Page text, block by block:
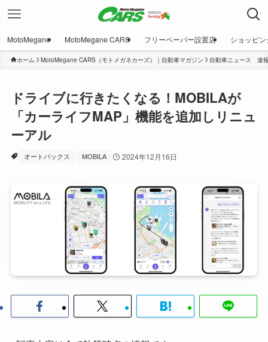
MotoMegane MotoMegane CARS フリーペーパー設置店 ショッピン
ホーム MotoMegane CARS（モトメガネカーズ）｜自動車マガジン 自動車ニュース 速
ドライブに行きたくなる！MOBILAが
「カーライフMAP」機能を追加しリニュ
ーアル
オートバックス MOBILA 2024年12月16日